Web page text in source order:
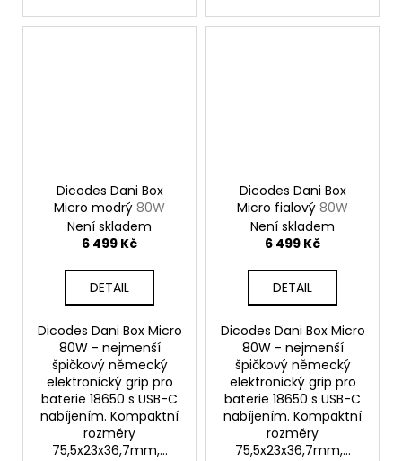
Dicodes Dani Box
Micro modrý 80W
Není skladem
6 499 Kč
DETAIL
Dicodes Dani Box Micro
80W - nejmenší
špičkový německý
elektronický grip pro
baterie 18650 s USB-C
nabíjením. Kompaktní
rozměry
75,5x23x36,7mm,...
Dicodes Dani Box
Micro fialový 80W
Není skladem
6 499 Kč
DETAIL
Dicodes Dani Box Micro
80W - nejmenší
špičkový německý
elektronický grip pro
baterie 18650 s USB-C
nabíjením. Kompaktní
rozměry
75,5x23x36,7mm,...